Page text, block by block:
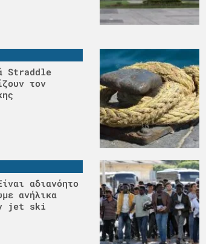
Straddle
τον
αδιανόητο
ανήλικα
jet ski